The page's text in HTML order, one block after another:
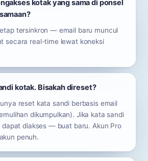
kotak yang sama di ponsel
tersinkron — email baru muncul
secara real-time lewat koneksi
kotak. Bisakah direset?
reset kata sandi berbasis email
dikumpulkan). Jika kata sandi
dapat diakses — buat baru. Akun Pro
penuh.